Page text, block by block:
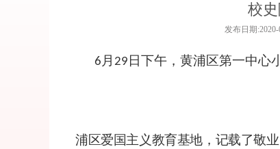
校
发布日期
6 月 29 日下午，黄浦区第一中心
浦区爱国主义教育基地，记载了敬业